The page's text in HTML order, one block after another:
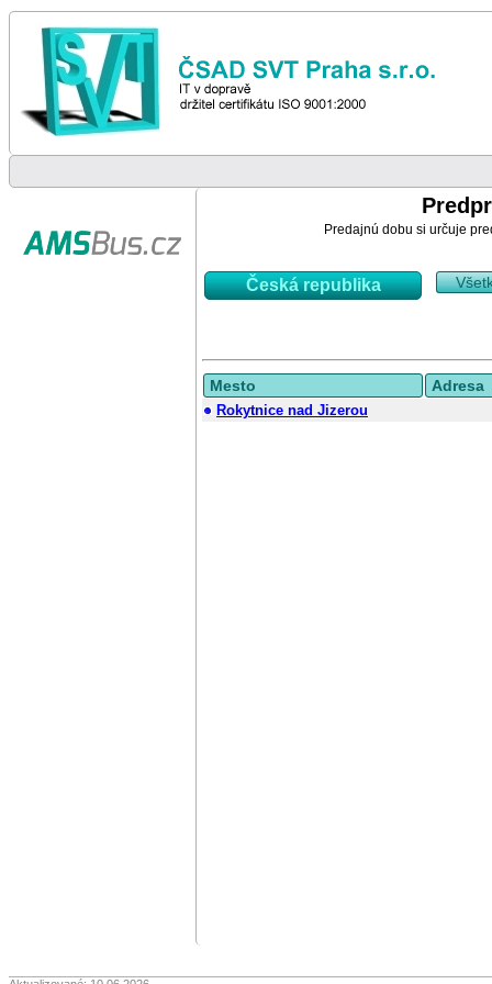
Predajnú dobu si určuje
Česká republika
Mesto Adresa
Rokytnice nad Jizerou